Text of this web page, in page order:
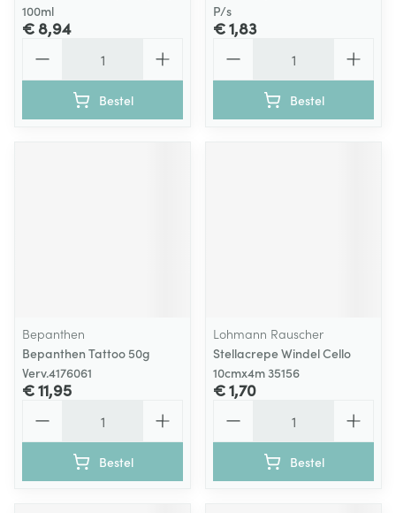
100ml
€ 8,94
Bestel
P/s
€ 1,83
Bestel
Bepanthen
Bepanthen Tattoo 50g
Verv.4176061
€ 11,95
Bestel
Lohmann Rauscher
Stellacrepe Windel Cello
10cmx4m 35156
€ 1,70
Bestel